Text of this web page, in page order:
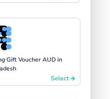
Gift Voucher AUD in
Select